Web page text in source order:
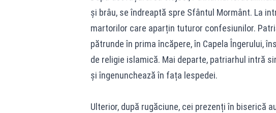
și brâu, se îndreaptă spre Sfântul Mormânt. La
martorilor care aparțin tuturor confesiunilor.
pătrunde în prima încăpere, în Capela Îngerului,
de religie islamică. Mai departe, patriarhul intră
și îngenunchează în fața lespedei.
Ulterior, după rugăciune, cei prezenți în biserică